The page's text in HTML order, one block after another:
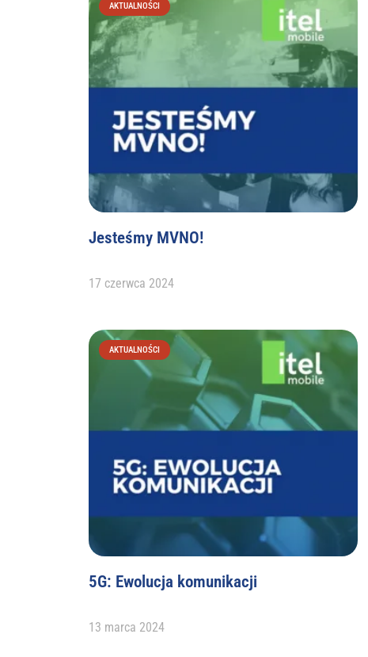
AKTUALNOŚCI
Jesteśmy MVNO!
17 czerwca 2024
AKTUALNOŚCI
5G: Ewolucja komunikacji
13 marca 2024